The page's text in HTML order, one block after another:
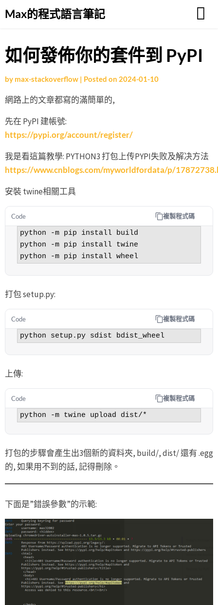
toMax的程式語言筆記
如何發佈你的套件到 PyPI
by max-stackoverflow | Posted on 2024-01-10
網路上的文章都寫的滿簡單的,
先在 PyPI 建帳號:
https://pypi.org/account/register/
我是看這篇教學: PYTHON3 打包上传PYPI失败及解决方法
https://www.cnblogs.com/myworldfordata/p/
安裝 twine相關工具
Code 複製程式碼
python -m pip install build
python -m pip install twine
python -m pip install wheel
打包 setup.py:
Code 複製程式碼
python setup.py sdist bdist_wheel
上傳:
Code 複製程式碼
python -m twine upload dist/*
打包的步驟會產生出3個新的資料夾, build/, dist/ 還有 .egg
的, 如果用不到的話, 記得刪除。
下面是”錯誤參數”的示範: